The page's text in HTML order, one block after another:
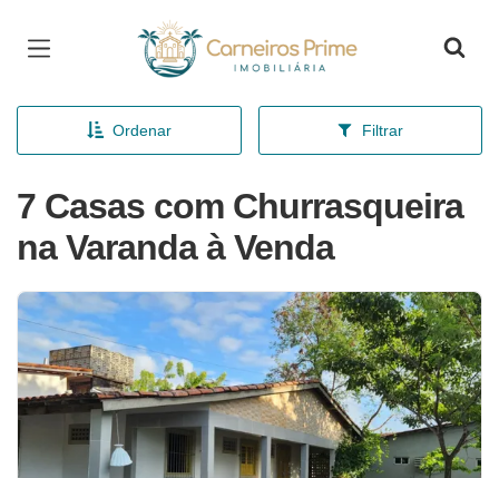
Página inicial
Ordenar Filtrar
7 Casas com Churrasqueira
na Varanda à Venda